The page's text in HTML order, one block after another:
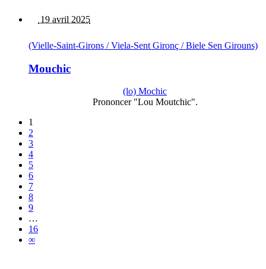
19 avril 2025
(Vielle-Saint-Girons / Viela-Sent Gironç / Biele Sen Girouns)
Mouchic
(lo) Mochic
Prononcer "Lou Moutchic".
1
2
3
4
5
6
7
8
9
…
16
∞